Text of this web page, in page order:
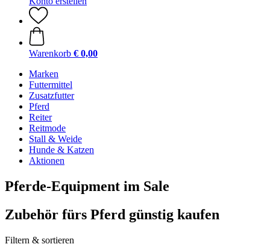
Warenkorb € 0,00
Marken
Futtermittel
Zusatzfutter
Pferd
Reiter
Reitmode
Stall & Weide
Hunde & Katzen
Aktionen
Pferde-Equipment im Sale
Zubehör fürs Pferd günstig kaufen
Filtern & sortieren